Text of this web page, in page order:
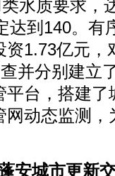
水质要求，
达到140。有
1.73亿元，
并分别建立
台，搭建
网动态监测
安城市更新